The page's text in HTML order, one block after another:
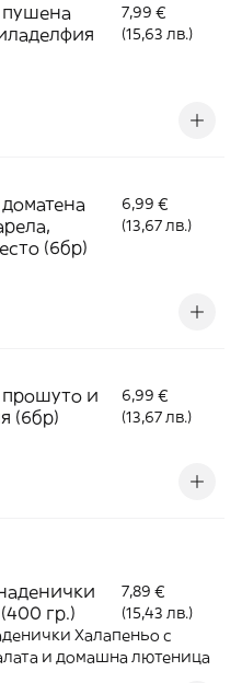
пушена
7,99 €
(15,63 лв.)
(6бр)
6,99 €
(13,67 лв.)
прошуто и
(6бр)
6,99 €
(13,67 лв.)
гр.)
7,89 €
(15,43 лв.)
Халапеньо с
и домашна лютеница